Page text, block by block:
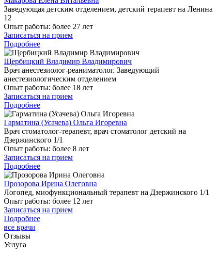
Заведующая детским отделением, детский терапевт на Ленина
12
Опыт работы: более 27 лет
Записаться на прием
Подробнее
Щербицкий Владимир Владимирович
Врач анестезиолог-реаниматолог. Заведующий
анестезиологическим отделением
Опыт работы: более 18 лет
Записаться на прием
Подробнее
Гарматина (Усачева) Ольга Игоревна
Врач стоматолог-терапевт, врач стоматолог детский на
Дзержинского 1/1
Опыт работы: более 8 лет
Записаться на прием
Подробнее
Прозорова Ирина Олеговна
Логопед, миофункциональный терапевт на Дзержинского 1/1
Опыт работы: более 12 лет
Записаться на прием
Подробнее
все врачи
Отзывы
Услуга